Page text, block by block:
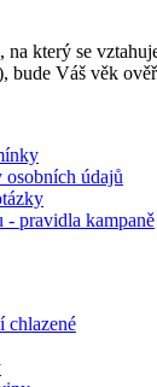
na který se
bude Váš věk
osobních údajů
- pravidla kampaně
chlazené